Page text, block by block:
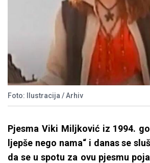
Foto: Ilustracija / Arhiv
Pjesma Viki Miljković iz 1994.
ljepše nego nama“ i danas se
da se u spotu za ovu pjesmu